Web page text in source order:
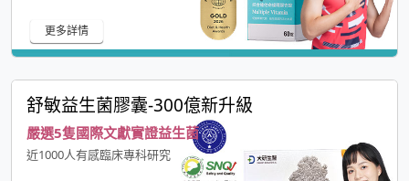
更多詳情
舒敏益生菌膠囊-300億新升級
嚴選5隻國際文獻實證益生菌
近1000人有感臨床專科研究